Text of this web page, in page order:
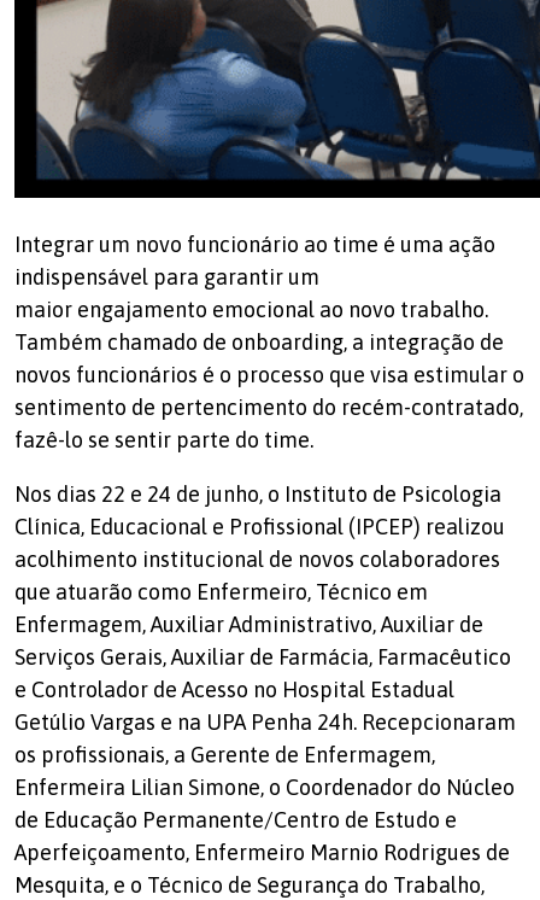
Integrar um novo funcionário ao time é uma ação
indispensável para garantir um
maior engajamento emocional ao novo trabalho.
Também chamado de onboarding, a integração de
novos funcionários é o processo que visa estimular o
sentimento de pertencimento do recém-contratado,
fazê-lo se sentir parte do time.
Nos dias 22 e 24 de junho, o Instituto de Psicologia
Clínica, Educacional e Profissional (IPCEP) realizou
acolhimento institucional de novos colaboradores
que atuarão como Enfermeiro, Técnico em
Enfermagem, Auxiliar Administrativo, Auxiliar de
Serviços Gerais, Auxiliar de Farmácia, Farmacêutico
e Controlador de Acesso no Hospital Estadual
Getúlio Vargas e na UPA Penha 24h. Recepcionaram
os profissionais, a Gerente de Enfermagem,
Enfermeira Lilian Simone, o Coordenador do Núcleo
de Educação Permanente/Centro de Estudo e
Aperfeiçoamento, Enfermeiro Marnio Rodrigues de
Mesquita, e o Técnico de Segurança do Trabalho,